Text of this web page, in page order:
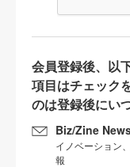
会員登録後、以
項目はチェック
のは登録後にい
Biz/Zine
イノベーション
報